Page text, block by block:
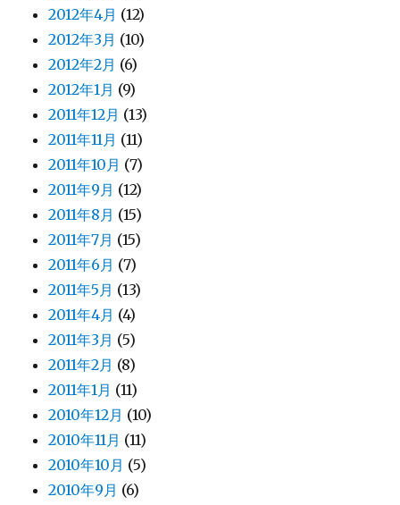
2012年4月 (12)
2012年3月 (10)
2012年2月 (6)
2012年1月 (9)
2011年12月 (13)
2011年11月 (11)
2011年10月 (7)
2011年9月 (12)
2011年8月 (15)
2011年7月 (15)
2011年6月 (7)
2011年5月 (13)
2011年4月 (4)
2011年3月 (5)
2011年2月 (8)
2011年1月 (11)
2010年12月 (10)
2010年11月 (11)
2010年10月 (5)
2010年9月 (6)